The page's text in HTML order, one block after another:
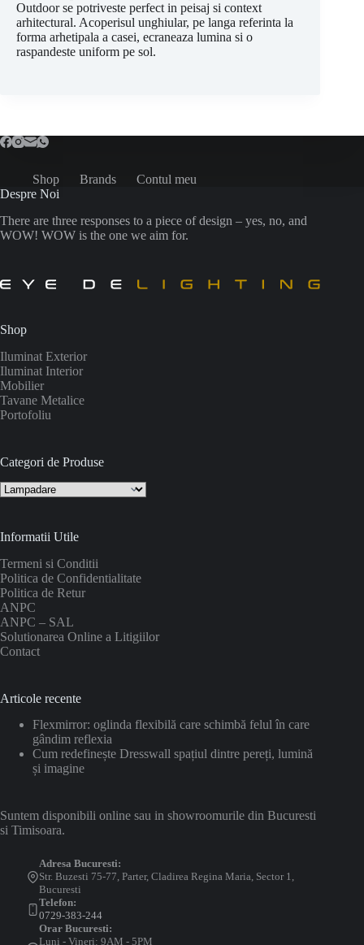
Outdoor se potriveste perfect in peisaj si context
arhitectural. Acoperisul unghiular, pe langa referinta la
forma arhetipala a casei, ecraneaza lumina si o
raspandeste uniform pe sol.
Shop Brands
Contul meu
Despre Noi
There are three responses to a piece of design – yes, no, and
WOW! WOW is the one we aim for.
Shop
Iluminat Exterior
Iluminat Interior
Mobilier
Tavane Metalice
Portofoliu
Categori de Produse
Informatii Utile
Termeni si Conditii
Politica de Confidentialitate
Politica de Retur
ANPC
ANPC – SAL
Solutionarea Online a Litigiilor
Contact
Articole recente
Flexmirror: oglinda flexibilă care schimbă felul în care
gândim reflexia
Cum redefinește Dresswall spațiul dintre pereți, lumină
și imagine
Suntem disponibili online sau in showroomurile din Bucuresti
si Timisoara.
Adresa Bucuresti:
Str. Buzesti 75-77, Parter, Cladirea Regina Maria, Sector 1,
Bucuresti
Telefon:
0729-383-244
Orar Bucuresti:
Luni - Vineri: 9AM - 5PM